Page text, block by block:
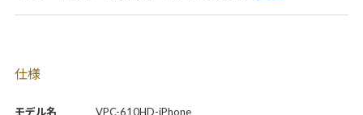
モデル名 VPC-610HD-iPhone
仕様